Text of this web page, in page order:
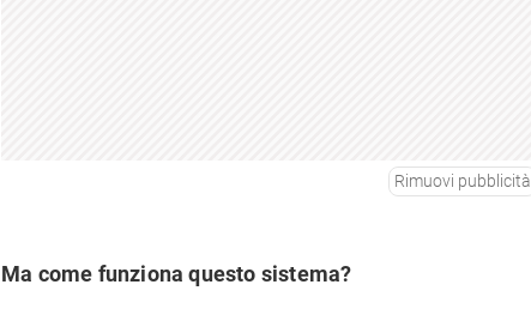
Rimuovi pubblicità
Ma come funziona questo sistema?